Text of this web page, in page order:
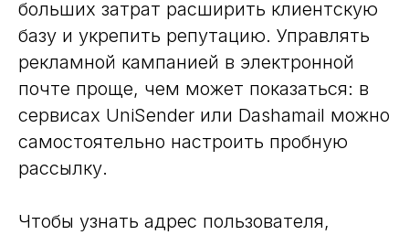
больших затрат расширить клиентскую
базу и укрепить репутацию. Управлять
рекламной кампанией в электронной
почте проще, чем может показаться: в
сервисах UniSender или Dashamail можно
самостоятельно настроить пробную
рассылку.
Чтобы узнать адрес пользователя,